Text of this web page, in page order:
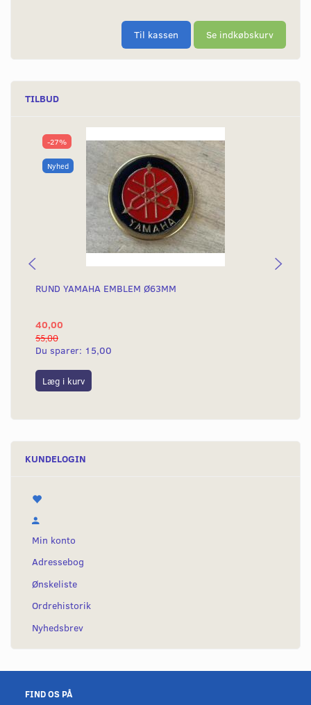
Til kassen Se indkøbskurv
TILBUD
-27%
Nyhed
RUND YAMAHA EMBLEM Ø63MM
40,00
55,00
Du sparer: 15,00
Læg i kurv
KUNDELOGIN
Min konto
Adressebog
Ønskeliste
Ordrehistorik
Nyhedsbrev
FIND OS PÅ